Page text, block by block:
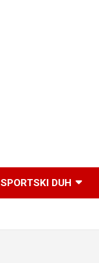
SPORTSKI DUH